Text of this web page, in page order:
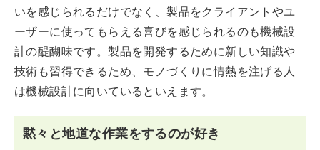
いを感じられるだけでなく、製品をクライアントやユ
ーザーに使ってもらえる喜びを感じられるのも機械設
計の醍醐味です。製品を開発するために新しい知識や
技術も習得できるため、モノづくりに情熱を注げる人
は機械設計に向いているといえます。
黙々と地道な作業をするのが好き